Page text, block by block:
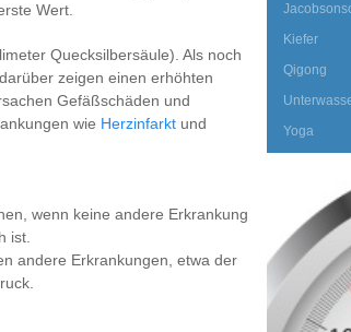
Wert.
Quecksilbersäule). Als noch
zeigen einen erhöhten
Gefäßschäden und
wie Herzinfarkt und
wenn keine andere Erkrankung
ist.
andere Erkrankungen, etwa der
Kiefer
Qigong
Yoga